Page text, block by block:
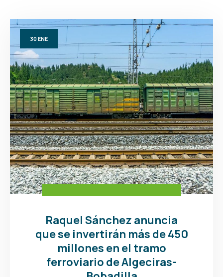
30ENE
Raquel Sánchez anuncia
que se invertirán más de 450
millones en el tramo
ferroviario de Algeciras-